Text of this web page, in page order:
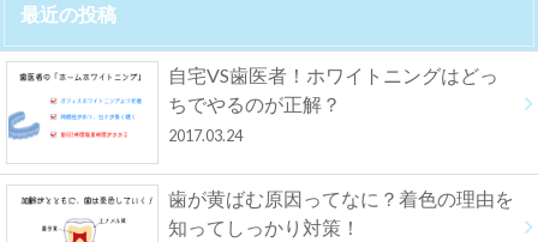
最近の投稿
自宅VS歯医者！ホワイトニングはどっ
ちでやるのが正解？
2017.03.24
歯が黄ばむ原因ってなに？着色の理由を
知ってしっかり対策！